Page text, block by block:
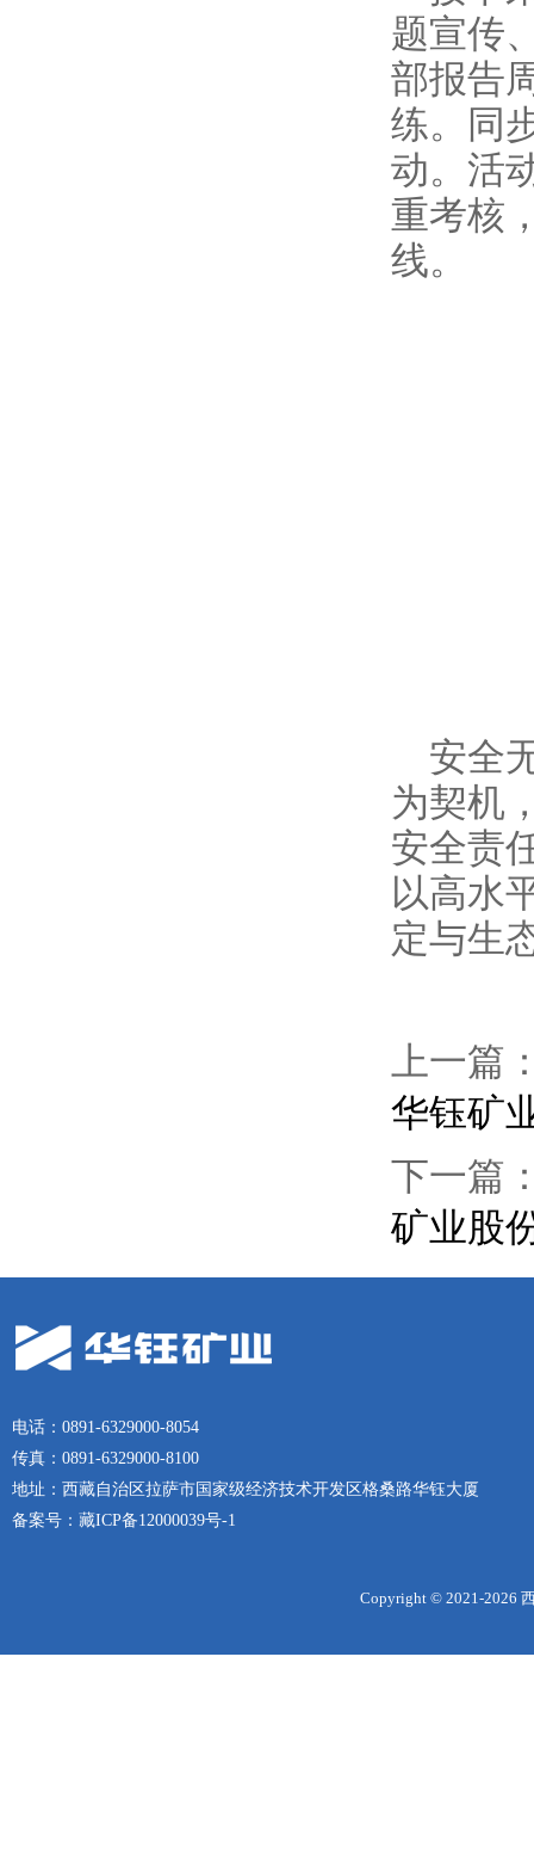
题宣传
部报告
练。同
动。活
重考核
线。
安全
为契机
安全责
以高水
定与生
上一篇
华钰矿
下一篇
矿业股
电话：0891-6329000-8054
传真：0891-6329000-8100
地址：西藏自治区拉萨市国家级经济技术开发区格桑路华钰大厦
备案号： 藏ICP备12000039号-1
Copyright © 2021-2026